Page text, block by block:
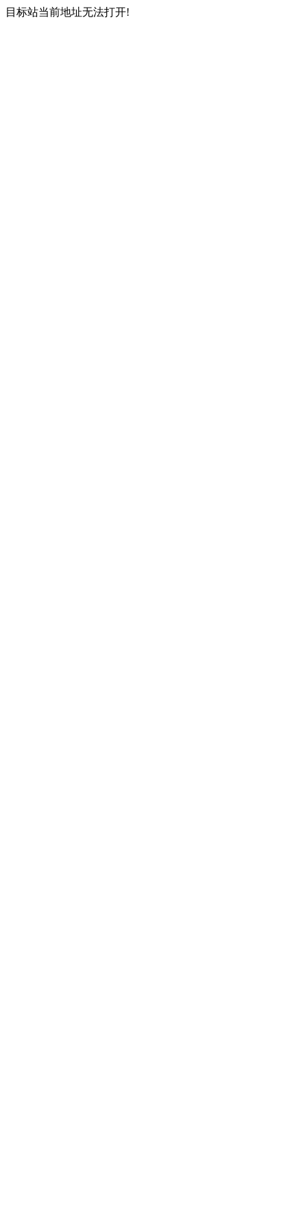
目标站当前地址无法打开!